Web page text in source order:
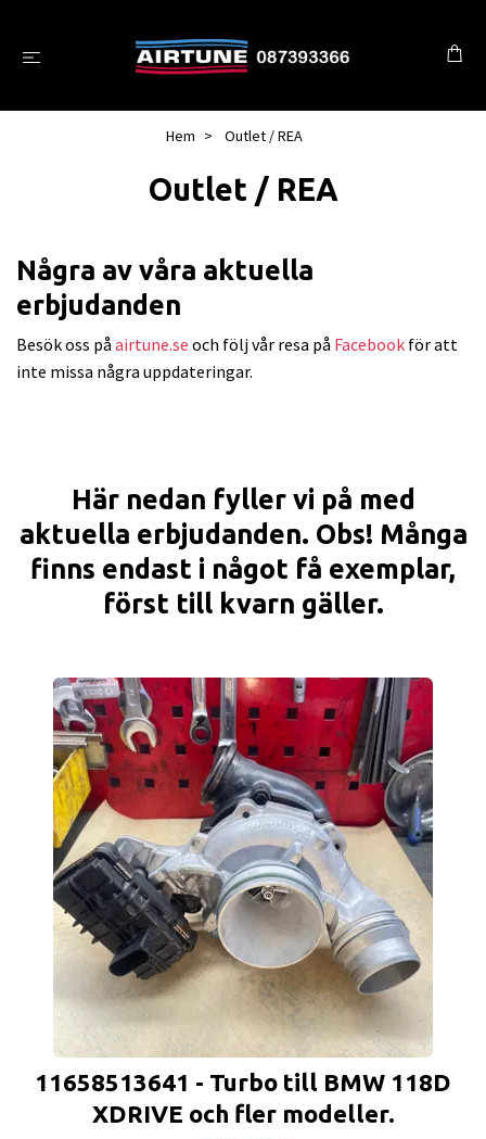
Hem Outlet / REA
Outlet / REA
Några av våra aktuella
erbjudanden
Besök oss på airtune.se och följ vår resa på Facebook för att
inte missa några uppdateringar.
Här nedan fyller vi på med
aktuella erbjudanden. Obs! Många
finns endast i något få exemplar,
först till kvarn gäller.
11658513641 - Turbo till BMW 118D
XDRIVE och fler modeller.